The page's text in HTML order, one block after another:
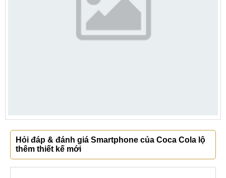
Hỏi đáp & đánh giá Smartphone của Coca Cola lộ
thêm thiết kế mới